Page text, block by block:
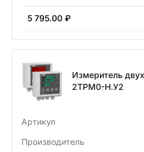
5 795.00 ₽
Измеритель
2ТРМ0-Н.У2
Артикул
Производитель